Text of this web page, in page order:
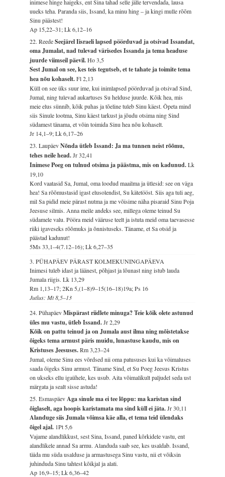
inimese hinge haigeks, ent Sina tahad selle jälle tervendada, lausa
uueks teha. Paranda siis, Issand, ka minu hing – ja kingi mulle rõõm
Sinu päästest!
Ap 15,22–31; Lk 6,12–16
22. ReedeSeejärel Iisraeli lapsed pöörduvad ja otsivad Issandat,
oma Jumalat, nad tulevad värisedes Issanda ja tema headuse
juurde viimseil päevil.Ho 3,5
Sest Jumal on see, kes teis tegutseb, et te tahate ja toimite tema
hea nõu kohaselt.Fl 2,13
Küll on see üks suur ime, kui inimlapsed pöörduvad ja otsivad Sind,
Jumal, ning tulevad aukartuses Su helduse juurde. Kõik hea, mis
meie elus sünnib, kõik puhas ja tõeline tuleb Sinu käest. Õpeta mind
siis Sinule lootma, Sinu käest tarkust ja jõudu otsima ning Sind
südamest tänama, et võin toimida Sinu hea nõu kohaselt.
Jr 14,1–9; Lk 6,17–26
23. LaupäevNõnda ütleb Issand: Ja ma tunnen neist rõõmu,
tehes neile head.Jr 32,41
Inimese Poeg on tulnud otsima ja päästma, mis on kadunud.Lk
19,10
Kord vaatasid Sa, Jumal, oma loodud maailma ja ütlesid: see on väga
hea! Sa rõõmustasid igast elusolendist, Su kätetööst. Siis aga tuli aeg,
mil Sa pidid meie pärast nutma ja me võisime näha pisaraid Sinu Poja
Jeesuse silmis. Anna meile andeks see, millega oleme teinud Su
südamele valu. Pööra meid vääruse teelt ja istuta meid oma taevasesse
riiki igaveseks rõõmuks ja õnnistuseks. Täname, et Sa otsid ja
päästad kadunut!
5Ms 33,1–4(7.12–16); Lk 6,27–35
3. PÜHAPÄEV PÄRAST KOLMEKUNINGAPÄEVA
Inimesi tuleb idast ja läänest, põhjast ja lõunast ning istub lauda
Jumala riigis.Lk 13,29
Rm 1,13–17; 2Kn 5,(1–8)9–15(16–18)19a; Ps 16
Jutlus: Mt 8,5–13
24. PühapäevMispärast riidlete minuga? Teie kõik olete astunud
üles mu vastu, ütleb Issand.Jr 2,29
Kõik on pattu teinud ja on Jumala aust ilma ning mõistetakse
õigeks tema armust päris muidu, lunastuse kaudu, mis on
Kristuses Jeesuses.Rm 3,23–24
Jumal, oleme Sinu ees võrdsed nii oma patususes kui ka võimaluses
saada õigeks Sinu armust. Täname Sind, et Su Poeg Jeesus Kristus
on ukseks ellu igaühele, kes usub. Aita võimalikult paljudel seda ust
märgata ja sealt sisse astuda!
25. Esmaspäev Aga sinule ma ei tee lõppu: ma karistan sind
õiglaselt, aga hoopis karistamata ma sind küll ei jäta.Jr 30,11
Alanduge siis Jumala võimsa käe alla, et tema teid ülendaks
õigel ajal. 1Pt 5,6
Vajame alandlikkust, sest Sina, Issand, paned kõrkidele vastu, ent
alandlikele annad Sa armu. Alanduda saab see, kes usaldab. Issand,
täida mu süda usalduse ja armastusega Sinu vastu, nii et võiksin
juhinduda Sinu tahtest kõikjal ja alati.
Ap 16,9–15; Lk 6,36–42